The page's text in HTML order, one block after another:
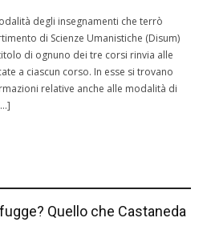
degli insegnamenti che terrò
di Scienze Umanistiche (Disum)
di ognuno dei tre corsi rinvia alle
a ciascun corso. In esse si trovano
relative anche alle modalità di
Quello che Castaneda